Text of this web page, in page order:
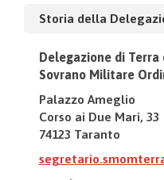
Storia della
Delegazione di
Sovrano Militare
Palazzo Ameglio
Corso ai Due Mari, 33
74123 Taranto